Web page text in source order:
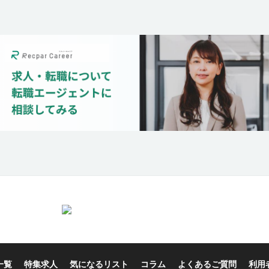
覧 特集求人 気になるリスト コラム よくあるご質問 利用